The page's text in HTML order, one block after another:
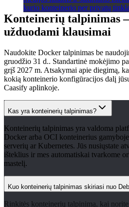
kurio konteinerio per privatų
Konteinerių talpinimas
užduodami klausimai
Naudokite Docker talpinimas be
gruodžio 31 d.. Standartinė mokėjimo
grįš 2027 m. Atsakymai apie diegimą,
kokią konteinerio konfigūracijos dalį
Caasify aplinkoje.
Kas yra konteinerių talpinimas?
Konteinerių talpinimas yra valdoma
Docker arba OCI konteinerius
serverių ar Kubernetes. Jūs nusiųstate
išteklius ir mes automatiskai tvarkome
mastelį.
Kuo konteinerių talpinimas skiriasi nuo
Rinkitės konteinerių talpinimą, kai